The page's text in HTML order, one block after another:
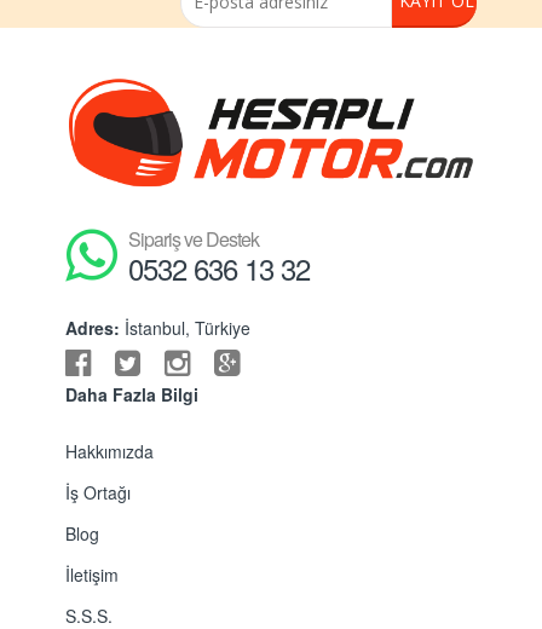
Sipariş ve Destek
0532 636 13 32
Adres: İstanbul, Türkiye
Daha Fazla Bilgi
Hakkımızda
İş Ortağı
Blog
İletişim
S.S.S.